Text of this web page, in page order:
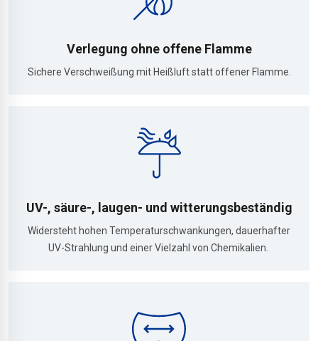
Verlegung ohne offene Flamme
Sichere Verschweißung mit Heißluft statt offener Flamme.
UV-, säure-, laugen- und witterungsbeständig
Widersteht hohen Temperaturschwankungen, dauerhafter
UV-Strahlung und einer Vielzahl von Chemikalien.